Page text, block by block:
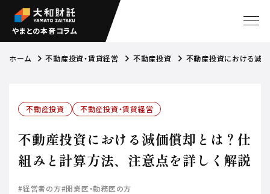
やまとの本音コラム
ホーム 不動産投資・賃貸経営 不動産投資 不動産投資における減
不動産投資 不動産投資・賃貸経営
不動産投資における減価償却とは？仕
組みと計算方法、注意点を詳しく解説
#経営者の方#開業医・勤務医の方